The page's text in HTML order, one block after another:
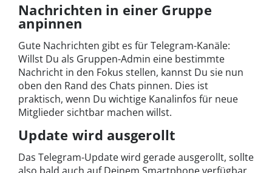
Nachrichten in einer Gruppe
anpinnen
Gute Nachrichten gibt es für Telegram-Kanäle:
Willst Du als Gruppen-Admin eine bestimmte
Nachricht in den Fokus stellen, kannst Du sie nun
oben den Rand des Chats pinnen. Dies ist
praktisch, wenn Du wichtige Kanalinfos für neue
Mitglieder sichtbar machen willst.
Update wird ausgerollt
Das Telegram-Update wird gerade ausgerollt, sollte